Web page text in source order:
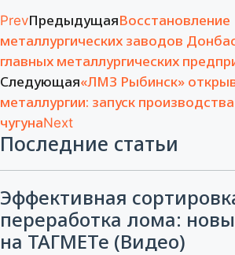
PrevПредыдущаяВосстановление
металлургических заводов
главных металлургических
Следующая«ЛМЗ Рыбинск»
металлургии: запуск
чугунаNext
Последние статьи
Эффективная
переработка лома:
на ТАГМЕТе (Видео)